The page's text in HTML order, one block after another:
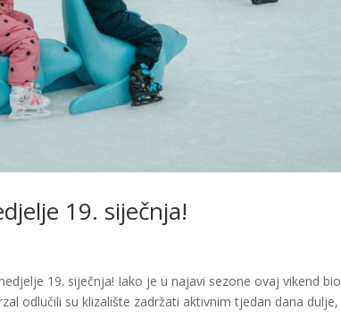
19. siječnja!
19. siječnja! Iako je u najavi sezone ovaj vikend bio
odlučili su klizalište zadržati aktivnim tjedan dana dulje,